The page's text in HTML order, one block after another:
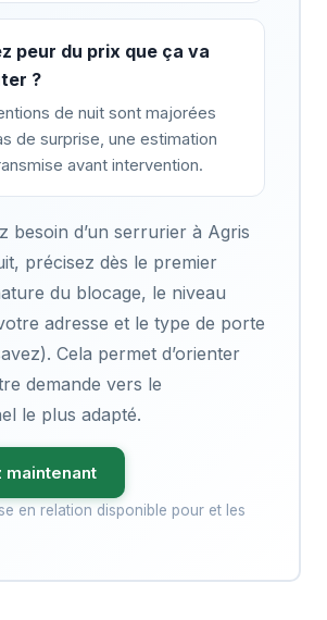
peur du prix que ça va
?
de nuit sont majorées
de surprise, une estimation
avant intervention.
besoin d’un serrurier à Agris
précisez dès le premier
du blocage, le niveau
adresse et le type de porte
Cela permet d’orienter
demande vers le
le plus adapté.
en relation disponible pour et les